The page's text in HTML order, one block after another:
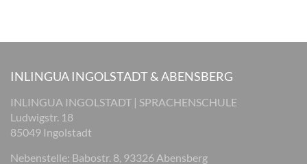
INLINGUA INGOLSTADT & ABENSBERG
INLINGUA INGOLSTADT | SPRACHENSCHULE
Ludwigstr. 18
85049 Ingolstadt
Nebenstelle: Babostr. 8, 93326 Abensberg